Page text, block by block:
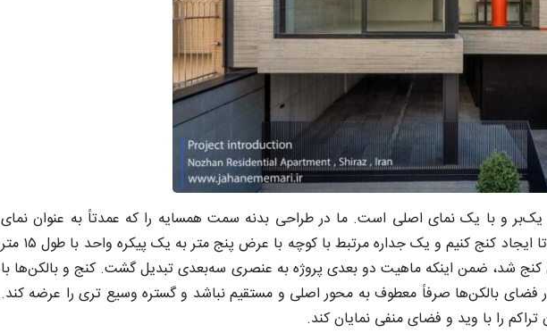
و با یک نمای اصلی است. ما در طراحی بدنه سمت همسایه را که عمدتاً به عنوان نمای
جانبی رها می‌شوند به عنوان بخشی از پروژه در نظر گرفتیم تا ایجاد کنج کنیم و یک جداره مرتبط با کوچه با عرض پنج متر به یک پیکره واحد با طول ۱۵ متر
کنج شد، ضمن اینکه ماهیت دو بعدی پروژه به عنصری سه‌بعدی تبدیل گشت. کنج و بالکن‌ها با
بالکن‌ها صرفاً معطوف به محور اصلی و مستقیم نباشد و گستره وسیع تری را عرضه کند.
را با وید و فضای منفی نمایان کند.